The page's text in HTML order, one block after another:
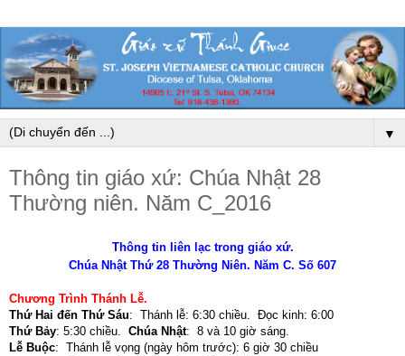
▼
Thông tin giáo xứ: Chúa Nhật 28
Thường niên. Năm C_2016
Thông tin liên lạc trong giáo xứ.
Chúa Nhật Thứ 28 Thường Niên. Năm C. Số 607
Chương Trình Thánh Lễ.
Thứ Hai đến Thứ Sáu: Thánh lễ: 6:30 chiều. Đọc kinh: 6:00
Thứ Bảy: 5:30 chiều. Chúa Nhật: 8 và 10 giờ sáng.
Lễ Buộc: Thánh lễ vọng (ngày hôm trước): 6 giờ 30 chiều